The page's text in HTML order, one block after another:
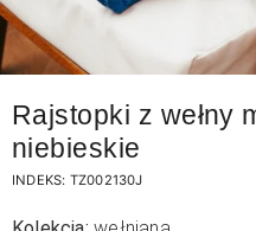
Rajstopki z wełny
niebieskie
INDEKS: TZ002130J